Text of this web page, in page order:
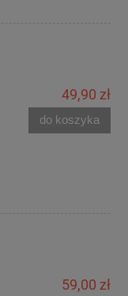
49,90 zł
do koszyka
59,00 zł